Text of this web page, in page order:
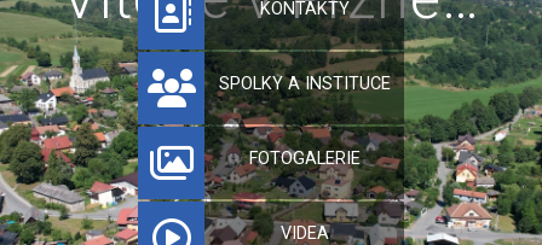
KONTAKTY
SPOLKY A INSTITUCE
FOTOGALERIE
VIDEA